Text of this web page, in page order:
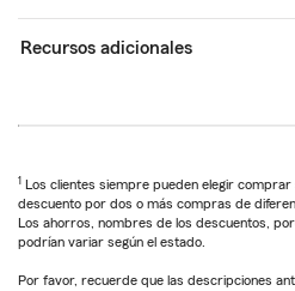
Recursos adicionales
1 Los clientes siempre pueden elegir comprar
descuento por dos o más compras de
Los ahorros, nombres de los descuentos,
podrían variar según el estado.
Por favor, recuerde que las descripciones